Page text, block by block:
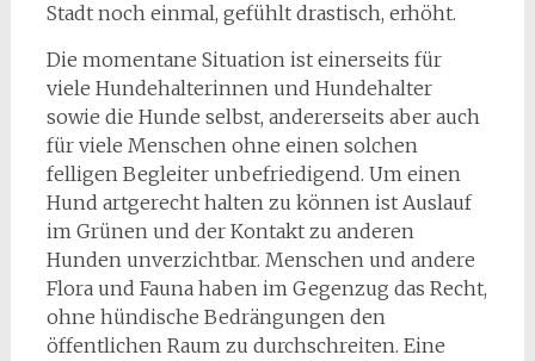
Stadt noch einmal, gefühlt drastisch, erhöht.
Die momentane Situation ist einerseits für
viele Hundehalterinnen und Hundehalter
sowie die Hunde selbst, andererseits aber auch
für viele Menschen ohne einen solchen
felligen Begleiter unbefriedigend. Um einen
Hund artgerecht halten zu können ist Auslauf
im Grünen und der Kontakt zu anderen
Hunden unverzichtbar. Menschen und andere
Flora und Fauna haben im Gegenzug das Recht,
ohne hündische Bedrängungen den
öffentlichen Raum zu durchschreiten. Eine